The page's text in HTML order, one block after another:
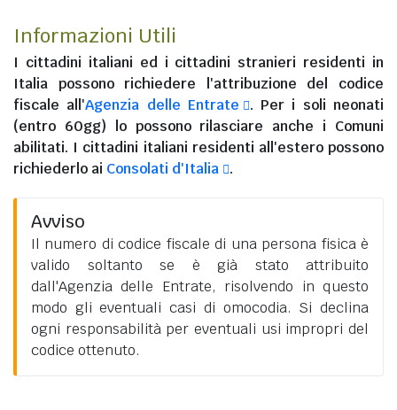
Informazioni Utili
I cittadini italiani ed i cittadini stranieri residenti in
Italia possono richiedere l'attribuzione del codice
fiscale all'Agenzia delle Entrate
. Per i soli neonati
(entro 60gg) lo possono rilasciare anche i Comuni
abilitati. I cittadini italiani residenti all'esteropossono
richiederlo ai Consolati d'Italia .
Avviso
Il numero di codice fiscale di una persona fisica è
valido soltanto se è già stato attribuito
dall'Agenzia delle Entrate, risolvendo in questo
modo gli eventuali casi di omocodia. Si declina
ogni responsabilità per eventuali usi impropri del
codice ottenuto.